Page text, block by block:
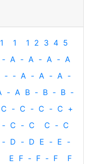
1 1 1 2 3 4 5
- A - A - A - A
‐ - A - A - A -
- A B - B - B -
C - C - C - C +
- C - C C - C
- D - D E - E -
E F - F - F
F